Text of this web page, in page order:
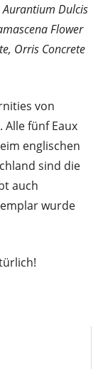
Dulcis
Flower
Orris Concrete
von
fünf Eaux
englischen
sind die
auch
wurde